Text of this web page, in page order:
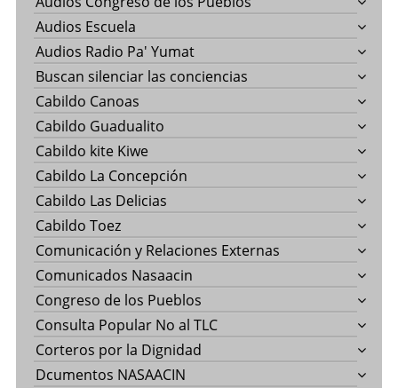
Audios Escuela
Audios Radio Pa' Yumat
Buscan silenciar las conciencias
Cabildo Canoas
Cabildo Guadualito
Cabildo kite Kiwe
Cabildo La Concepción
Cabildo Las Delicias
Cabildo Toez
Comunicación y Relaciones Externas
Comunicados Nasaacin
Congreso de los Pueblos
Consulta Popular No al TLC
Corteros por la Dignidad
Dcumentos NASAACIN